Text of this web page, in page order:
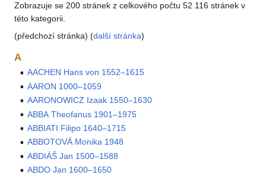
Zobrazuje se 200 stránek z celkového počtu 52 116 stránek v
této kategorii.
(předchozí stránka) (další stránka)
A
AACHEN Hans von 1552–1615
AARON 1000–1059
AARONOWICZ Izaak 1550–1630
ABBA Theofanus 1901–1975
ABBIATI Filipo 1640–1715
ABBOTOVÁ Monika 1948
ABDIÁŠ Jan 1500–1588
ABDO Jan 1600–1650